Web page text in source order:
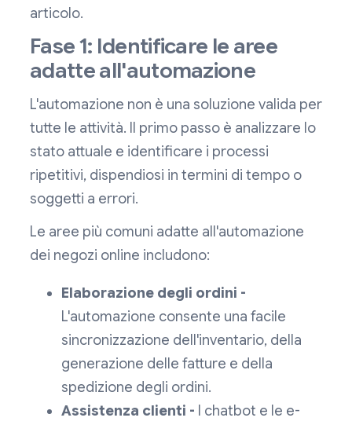
articolo.
Fase 1: Identificare le aree
adatte all'automazione
L'automazione non è una soluzione valida per
tutte le attività. Il primo passo è analizzare lo
stato attuale e identificare i processi
ripetitivi, dispendiosi in termini di tempo o
soggetti a errori.
Le aree più comuni adatte all'automazione
dei negozi online includono:
Elaborazione degli ordini -
L'automazione consente una facile
sincronizzazione dell'inventario, della
generazione delle fatture e della
spedizione degli ordini.
Assistenza clienti - I chatbot e le e-